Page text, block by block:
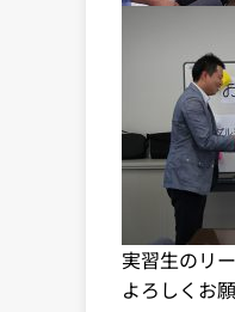
実習生のリ
よろしくお